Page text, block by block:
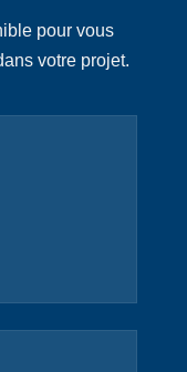
pour vous
votre projet.